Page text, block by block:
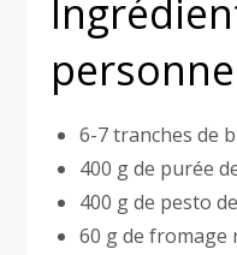
6-7 tranches de
400 g de purée
400 g de pesto
60 g de fromage